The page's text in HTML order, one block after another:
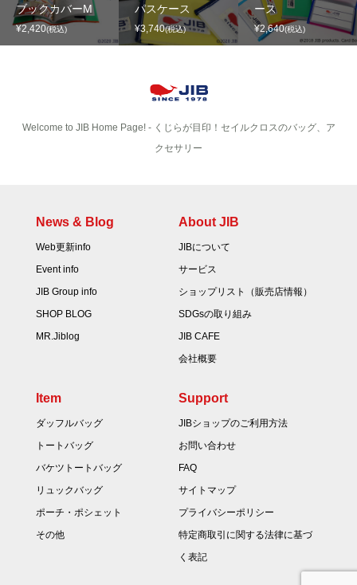
ブックカバーM
¥2,420(税込)
パスケース
¥3,740(税込)
ース
¥2,640(税込)
Welcome to JIB Home Page! ‐ くじらが目印！セイルクロスのバッグ、ア
クセサリー
News & Blog
Web更新info
Event info
JIB Group info
SHOP BLOG
MR.Jiblog
About JIB
JIBについて
サービス
ショップリスト（販売店情報）
SDGsの取り組み
JIB CAFE
会社概要
Item
ダッフルバッグ
トートバッグ
バケツトートバッグ
リュックバッグ
ポーチ・ポシェット
その他
Support
JIBショップのご利用方法
お問い合わせ
FAQ
サイトマップ
プライバシーポリシー
特定商取引に関する法律に基づ
く表記